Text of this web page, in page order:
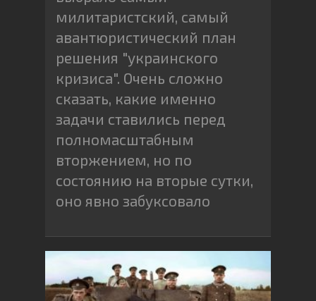
милитаристский, самый
авантюристический план
решения "украинского
кризиса". Очень сложно
сказать, какие именно
задачи ставились перед
полномасштабным
вторжением, но по
состоянию на вторые сутки,
оно явно забуксовало